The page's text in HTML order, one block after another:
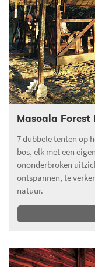
Masoala Forest
7 dubbele tenten op
bos, elk met een
ononderbroken
ontspannen, te
natuur.